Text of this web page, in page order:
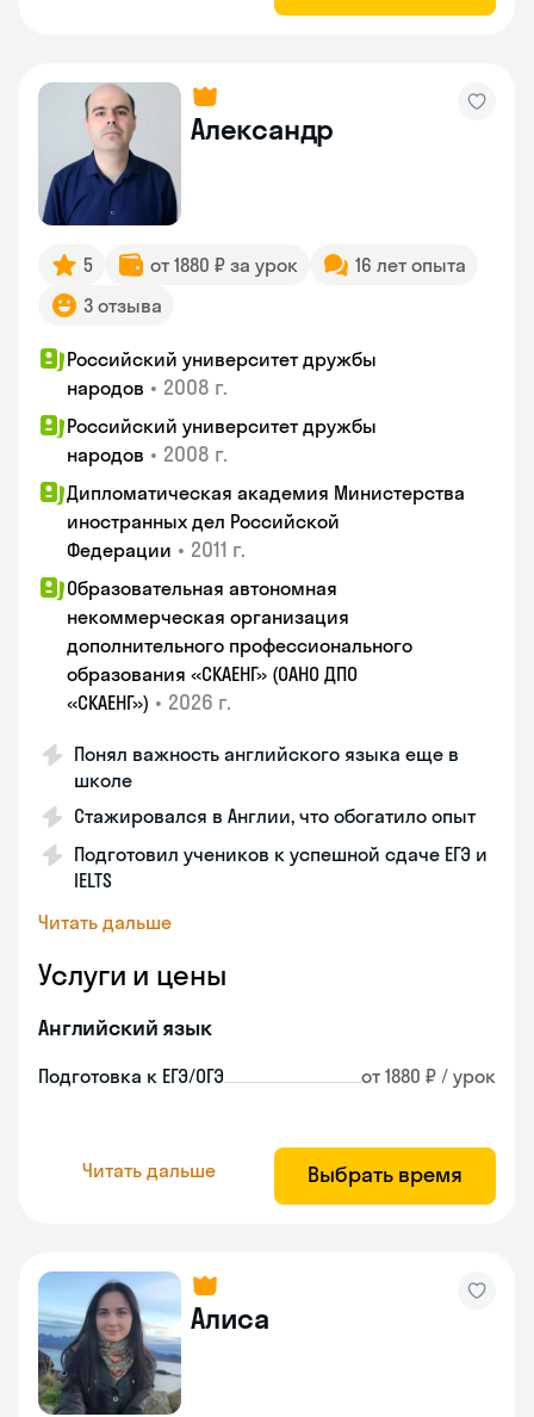
Александр
5 от 1880 ₽ за урок
16 лет опыта
3 отзыва
Российский университет дружбы
народов • 2008 г.
Российский университет дружбы
народов • 2008 г.
Дипломатическая академия Министерства
иностранных дел Российской
Федерации • 2011 г.
Образовательная автономная
некоммерческая организация
дополнительного профессионального
образования «СКАЕНГ» (ОАНО ДПО
«СКАЕНГ») • 2026 г.
Понял важность английского языка еще в
школе
Стажировался в Англии, что обогатило опыт
Подготовил учеников к успешной сдаче ЕГЭ и
IELTS
Читать дальше
Услуги и цены
Английский язык
Подготовка к ЕГЭ/ОГЭ от 1880 ₽ / урок
Читать дальше Выбрать время
Алиса